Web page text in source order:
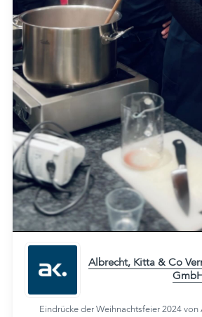
Albrecht, Kitta & Co
GmbH
Eindrücke der Weihnachtsfeier 2024 von